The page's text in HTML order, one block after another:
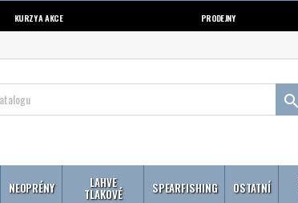
KURZY A AKCE PRODEJNY

NEOPRÉNY LAHVE
TLAKOVÉ SPEARFISHING OSTATNÍ